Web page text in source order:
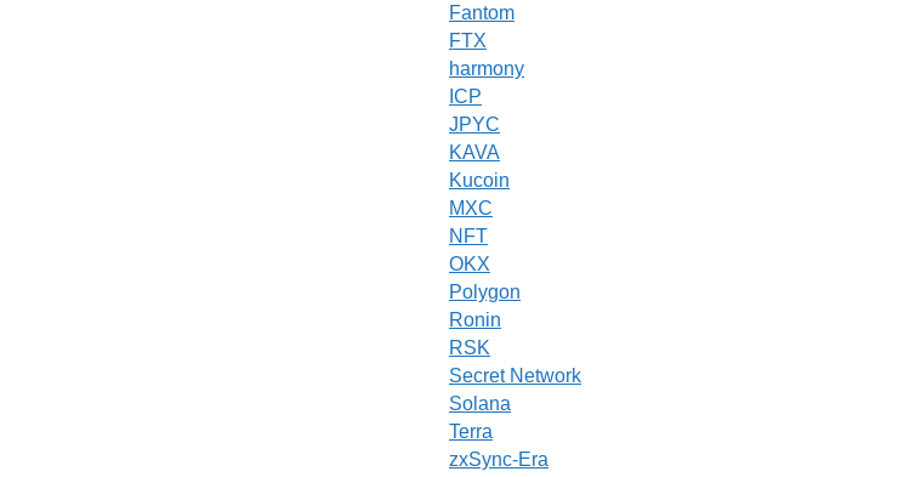
Fantom
FTX
harmony
ICP
JPYC
KAVA
Kucoin
MXC
NFT
OKX
Polygon
Ronin
RSK
Secret Network
Solana
Terra
zxSync-Era